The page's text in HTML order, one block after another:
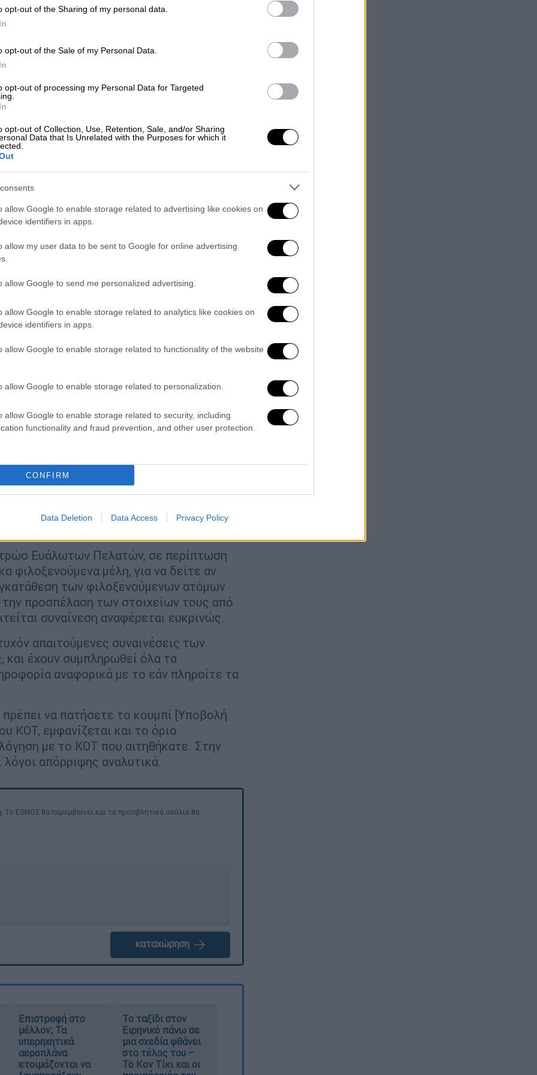
opt-out of the Sharing of my personal data.
opt-out of the Sale of my Personal Data.
opt-out of processing my Personal Data for Targeted
opt-out of Collection, Use, Retention, Sale, and/or Sharing
Data that Is Unrelated with the Purposes for which it
allow Google to enable storage related to advertising like cookies on
identifiers in apps.
allow my user data to be sent to Google for online advertising
allow Google to send me personalized advertising.
allow Google to enable storage related to analytics like cookies on
identifiers in apps.
allow Google to enable storage related to functionality of the website
allow Google to enable storage related to personalization.
allow Google to enable storage related to security, including
functionality and fraud prevention, and other user protection.
CONFIRM
Data Deletion Data Access Privacy Policy
να κατατίθενται οποιαδήποτε
απένταξη ενός δικαιούχου σημαίνει
ΚΟΤ (δηλαδή μέχρι να υποβάλει
μειωμένες τιμές για την
υποβολή αίτησης έχουν και όσοι
στο ΚΟΤ. Κι αυτό γιατί θα εξασφαλίσουν
στο καθεστώς, μέχρι τον επόμενο «κύκλο»
τώρα.
Τιμολόγιοπεριλαμβάνει πλέον 3
και την προσθήκη ενός νέου
οικογένειες, από τις αρχές του έτους.
διευρυμένα εισοδηματικά κριτήρια, ενώ
κριτήρια.
θα σας ζητηθεί να επιβεβαιώσετε τον
των στοιχείων που απαιτούνται
προστατευόμενων τέκνων σας).
φόρμα που αναφέρει κάποια
ποιο ΚΟΤ θέλετε να κάνετε αίτηση.
αριθμού παροχής ηλεκτρικής ενέργειας.
κινητού τηλεφώνου που θα
να έχετε εγκεκριμένη αίτηση ΚΕΑ. Δεν
αίτησης ΚΕΑ το τελευταίο δίμηνο.
Για ΚΟΤ-Α δεν απαιτείται η
γιατί έχει δοθεί στο
Ευάλωτων Πελατών, σε περίπτωση
φιλοξενούμενα μέλη, για να δείτε αν
των φιλοξενούμενων ατόμων
την προσπέλαση των στοιχείων τους από
συναίνεση αναφέρεται ευκρινώς.
απαιτούμενες συναινέσεις των
και έχουν συμπληρωθεί όλα τα
αναφορικά με το εάν πληροίτε τα
πρέπει να πατήσετε το κουμπί [Υποβολή
ΚΟΤ, εμφανίζεται και το όριο
με το ΚΟΤ που αιτηθήκατε. Στην
απόρριψης αναλυτικά.
ΕΘΝΟΣ θα παρεμβαίνει και τα προσβλητικά σχόλια θα
καταχώρηση
Επιστροφή στο
μέλλον; Τα
υπερηχητικά
αεροπλάνα
ετοιμάζονται να
Το ταξίδι στον
Ειρηνικό πάνω σε
μια σχεδία φθάνει
στο τέλος του –
Το Κον Τίκι και οι